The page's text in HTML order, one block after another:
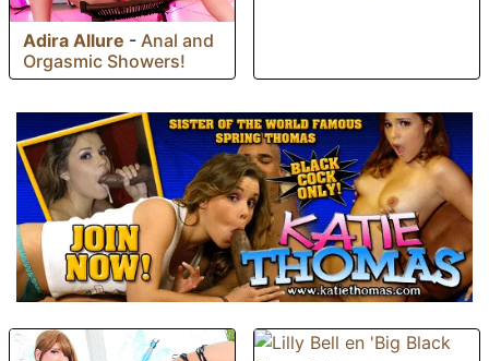
Adira Allure - Anal and
Orgasmic Showers!